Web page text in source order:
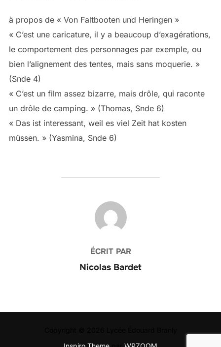
à propos de « Von Faltbooten und Heringen »
« C’est une caricature, il y a beaucoup d’exagérations,
le comportement des personnages par exemple, ou
bien l’alignement des tentes, mais sans moquerie. »
(Snde 4)
« C’est un film assez bizarre, mais drôle, qui raconte
un drôle de camping. » (Thomas, Snde 6)
« Das ist interessant, weil es viel Zeit hat kosten
müssen. » (Yasmina, Snde 6)
AUTEUR DE LA PUBLICATION
ÉCRIT PAR
Nicolas Bardet